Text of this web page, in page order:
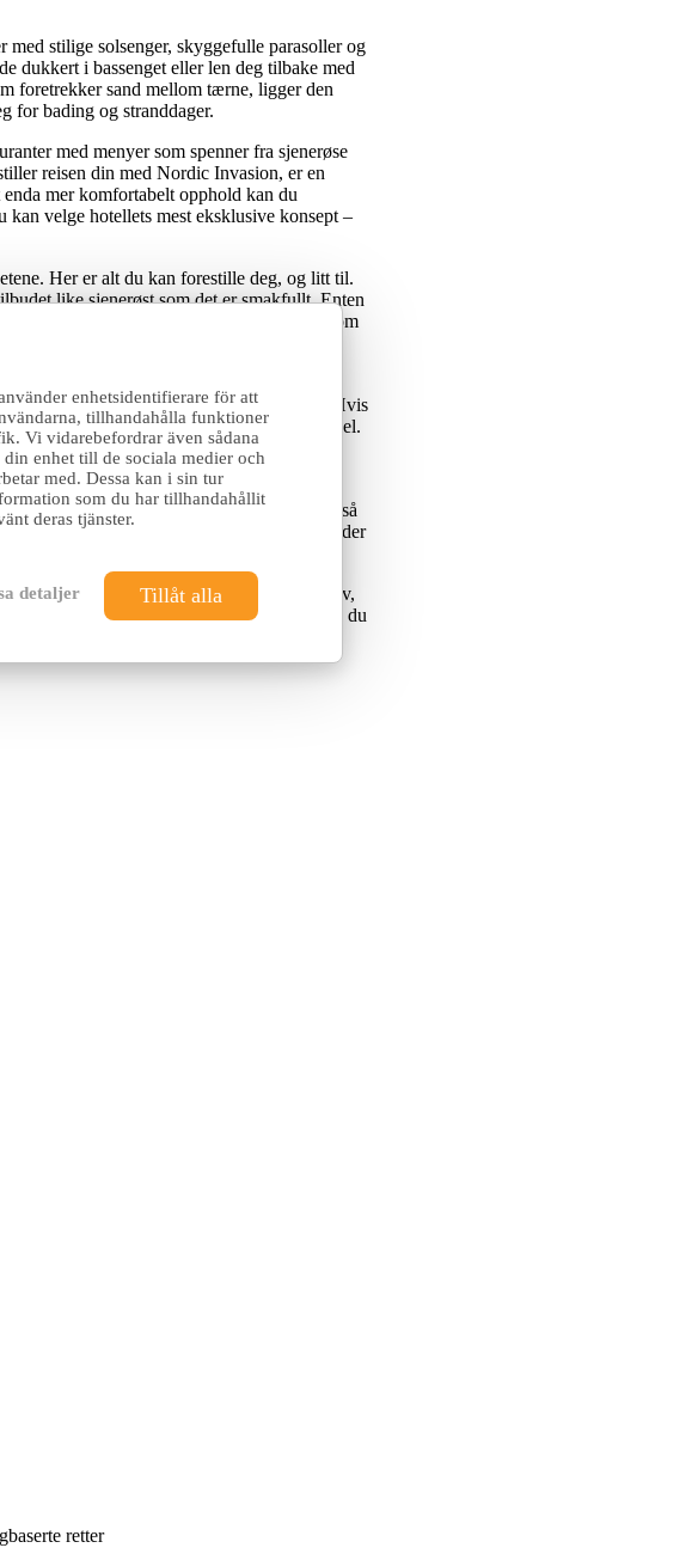
enhetsidentifierare för att
tillhandahålla funktioner
Vi vidarebefordrar även sådana
enhet till de sociala medier och
med. Dessa kan i sin tur
som du har tillhandahållit
deras tjänster.
detaljer Tillåt alla
stilige solsenger, skyggefulle parasoller og
dukkert i bassenget eller len deg tilbake med
foretrekker sand mellom tærne, ligger den
for bading og stranddager.
med menyer som spenner fra sjenerøse
reisen din med Nordic Invasion, er en
mer komfortabelt opphold kan du
velge hotellets mest eksklusive konsept –
Her er alt du kan forestille deg, og litt til.
like sjenerøst som det er smakfullt. Enten
middag med utsikt, vil du finne noe som
førsteklasses drikkevarer, kreative
– det er ekte vare.
treningsstudio og flere treningstimer. Hvis
deg en eksklusiv behandling for kropp og sjel.
til tre personer. Alle rommene har egen
med utsikt. Rommene er utstyrt med
eksklusive toalettartikler. Rommene har også
i uken, for å sikre at oppholdet ditt holder
i nærheten av Magalufs pulserende natteliv,
komfort i en perfekt symbiose – et opphold du
retter